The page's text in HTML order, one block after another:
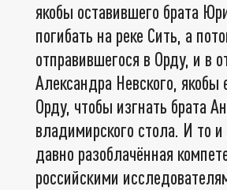
якобы оставившего брата
погибать на реке Сить, а
отправившегося в Орду, и в
Александра Невского, якобы
Орду, чтобы изгнать брата
владимирского стола. И то
давно разоблачённая
российскими